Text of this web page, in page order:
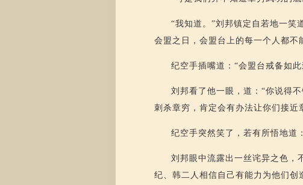
“我知道。”刘邦镇定自若地一笑
会盟之日，会盟台上的每一个人都不
纪空手插嘴道：“会盟台戒备如
刘邦看了他一眼，道：“你说得
刺杀章穷，肯定会有办法让你们接近
纪空手突然笑了，若有所悟地道
刘邦眼中流露出一丝诧异之色，
纪、韩二人相信自己有能力为他们创